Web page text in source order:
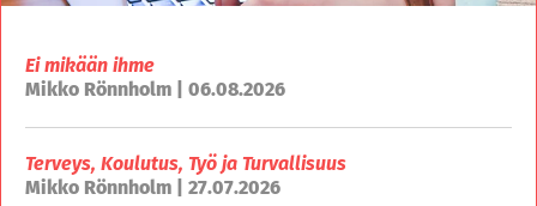
Ei mikään ihme
Mikko Rönnholm | 06.08.2026
Terveys, Koulutus, Työ ja Turvallisuus
Mikko Rönnholm | 27.07.2026